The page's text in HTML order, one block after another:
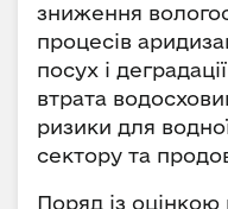
зниження
процесів
посух і
втрата
ризики для
сектору та
Поряд із оцінкою